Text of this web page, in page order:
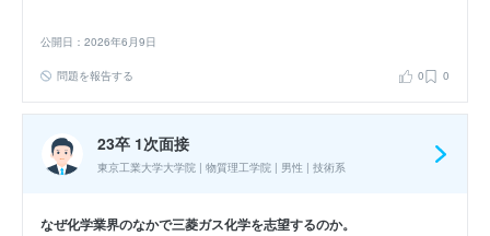
公開日：2026年6月9日
問題を報告する 0 0
23卒 1次面接
東京工業大学大学院 | 物質理工学院 | 男性 | 技術系
なぜ化学業界のなかで三菱ガス化学を志望するのか。